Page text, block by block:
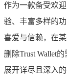
作为一款备受欢
验、丰富多样的
喜爱与信赖，在
删除Trust Wallet
展开详尽且深入的